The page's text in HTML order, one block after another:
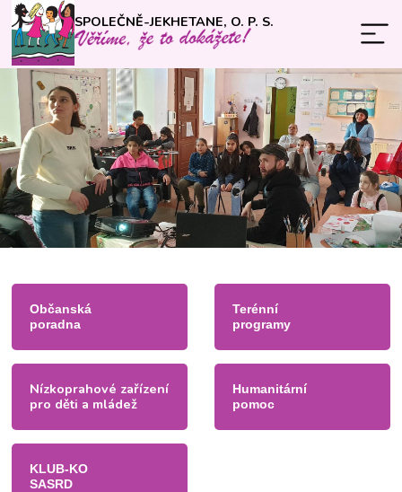
SPOLEČNĚ-JEKHETANE, O. P. S.
Občanská
poradna
Terénní
programy
Nízkoprahové zařízení
pro děti a mládež
Humanitární
pomoc
KLUB-KO
SASRD